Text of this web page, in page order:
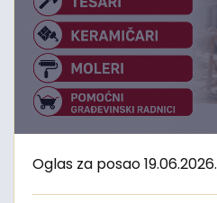
Oglas za posao 19.06.2026.